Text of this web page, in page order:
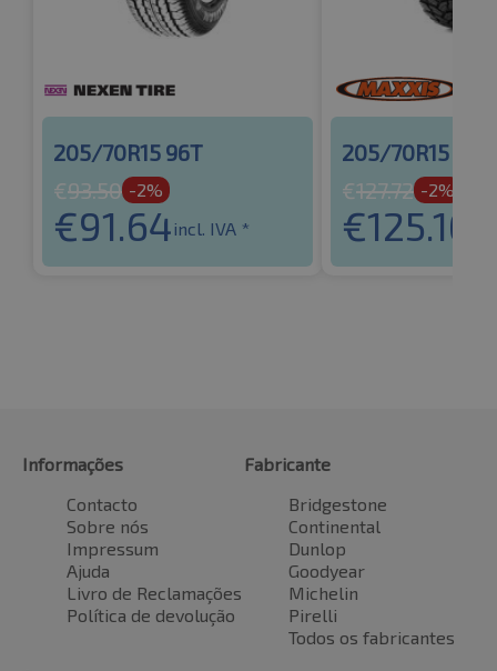
205/70R15 96T
€93.50 -2%
€91.64 incl. IVA *
205/70R15
€127.72 -2%
€125.16
Informações
Contacto
Sobre nós
Impressum
Ajuda
Livro de Reclamações
Política de devolução
Fabricante
Bridgestone
Continental
Dunlop
Goodyear
Michelin
Pirelli
Todos os fabricantes